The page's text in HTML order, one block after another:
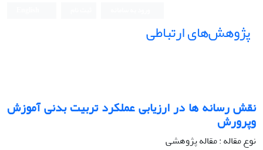
پژوهش‌های ارتباطی
نقش رسانه ها در ارزیابی عملکرد تربیت بدنی آموزش
وپرورش
نوع مقاله : مقاله پژوهشی